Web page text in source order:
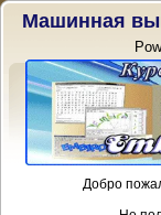
Машинная
Добро